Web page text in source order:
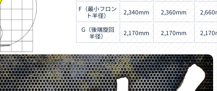
F（最小フロン
ト半径）
2,340mm 2,360mm
G（後端旋回
半径）
2,170mm 2,170mm